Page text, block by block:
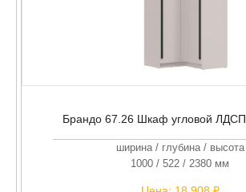
Брандо 67.26 Шкаф угловой
ширина / глубина / высота
1000 / 522 / 2380 мм